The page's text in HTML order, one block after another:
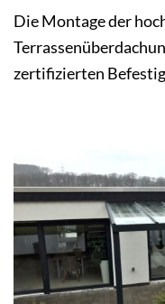
Die Montage der
zertifizierten